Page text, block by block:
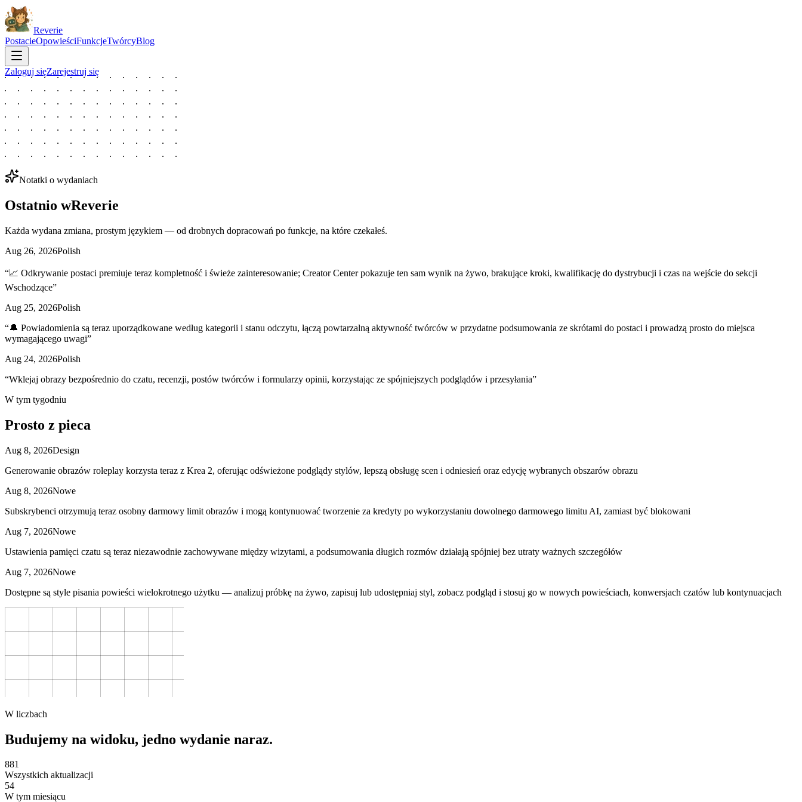
Reverie
PostacieOpowieściFunkcjeTwórcyBlog
Zaloguj sięZarejestruj się
Notatki o wydaniach
Ostatnio wReverie
Każda wydana zmiana, prostym językiem — od drobnych dopracowań po funkcje, na które czekałeś.
Aug 26, 2026Polish
“📈 Odkrywanie postaci premiuje teraz kompletność i świeże zainteresowanie; Creator Center pokazuje ten sam wynik na żywo, brakujące kroki, kwalifikację do dystrybucji i czas na wejście do sekcji
Wschodzące”
Aug 25, 2026Polish
“🔔 Powiadomienia są teraz uporządkowane według kategorii i stanu odczytu, łączą powtarzalną aktywność twórców w przydatne podsumowania ze skrótami do postaci i prowadzą prosto do miejsca
wymagającego uwagi”
Aug 24, 2026Polish
“Wklejaj obrazy bezpośrednio do czatu, recenzji, postów twórców i formularzy opinii, korzystając ze spójniejszych podglądów i przesyłania”
W tym tygodniu
Prosto z pieca
Aug 8, 2026Design
Generowanie obrazów roleplay korzysta teraz z Krea 2, oferując odświeżone podglądy stylów, lepszą obsługę scen i odniesień oraz edycję wybranych obszarów obrazu
Aug 8, 2026Nowe
Subskrybenci otrzymują teraz osobny darmowy limit obrazów i mogą kontynuować tworzenie za kredyty po wykorzystaniu dowolnego darmowego limitu AI, zamiast być blokowani
Aug 7, 2026Nowe
Ustawienia pamięci czatu są teraz niezawodnie zachowywane między wizytami, a podsumowania długich rozmów działają spójniej bez utraty ważnych szczegółów
Aug 7, 2026Nowe
Dostępne są style pisania powieści wielokrotnego użytku — analizuj próbkę na żywo, zapisuj lub udostępniaj styl, zobacz podgląd i stosuj go w nowych powieściach, konwersjach czatów lub kontynuacjach
W liczbach
Budujemy na widoku, jedno wydanie naraz.
881
Wszystkich aktualizacji
54
W tym miesiącu